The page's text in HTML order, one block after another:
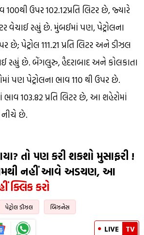
₹100થી ઉપર ₹102.12પ્રતિ લિટર છે, જ્યારે
વેચાઈ રહ્યું છે. મુંબઈમાં પણ, પેટ્રોલના
છે; પેટ્રોલ ₹111.21 પ્રતિ લિટર અને ડીઝલ
રહ્યું છે. બેંગલુરુ, હૈદરાબાદ અને કોલકાતા
પણ પેટ્રોલના ભાવ ₹110 થી ઉપર છે.
ભાવ ₹103.82 પ્રતિ લિટર છે, આ શહેરોમાં
નીચે છે.
તો પણ કરી શકશો મુસાફરી !
નહીં આવે અડચણ, આ
ક્લિક કરો
પેટ્રોલ ડીઝલ બિઝનેસ
LIVE TV